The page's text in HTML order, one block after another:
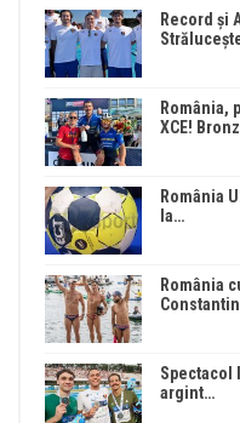
Record și
România,
XCE!
România
la…
România
Spectacol
argint…